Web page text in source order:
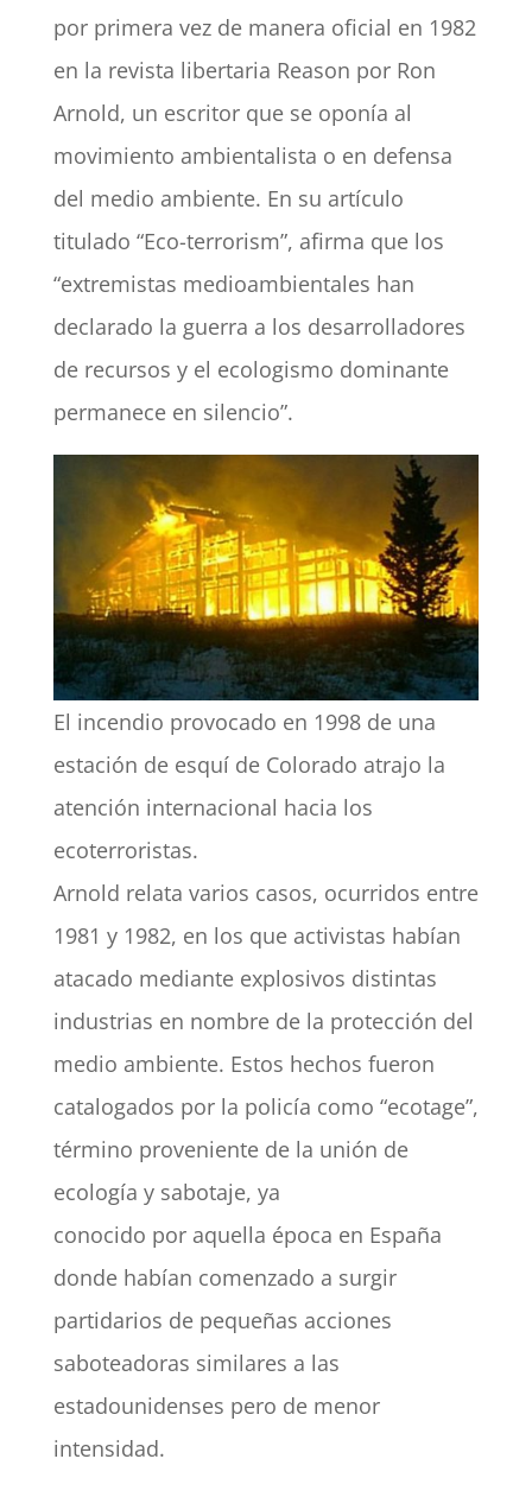
por primera vez de manera oficial en 1982
en la revista libertaria Reason por Ron
Arnold, un escritor que se oponía al
movimiento ambientalista o en defensa
del medio ambiente. En su artículo
titulado “Eco-terrorism”, afirma que los
“extremistas medioambientales han
declarado la guerra a los desarrolladores
de recursos y el ecologismo dominante
permanece en silencio”.
El incendio provocado en 1998 de una
estación de esquí de Colorado atrajo la
atención internacional hacia los
ecoterroristas.
Arnold relata varios casos, ocurridos entre
1981 y 1982, en los que activistas habían
atacado mediante explosivos distintas
industrias en nombre de la protección del
medio ambiente. Estos hechos fueron
catalogados por la policía como “ecotage”,
término proveniente de la unión de
ecología y sabotaje, ya
conocido por aquella época en España
donde habían comenzado a surgir
partidarios de pequeñas acciones
saboteadoras similares a las
estadounidenses pero de menor
intensidad.